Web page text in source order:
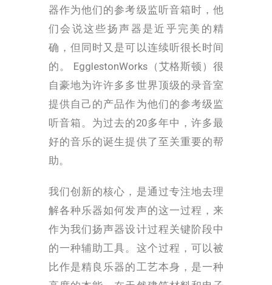
器作为他们的参考级监听音箱时，他
们会说这些扬声器是近乎完美的精
确，但同时又是可以连续听很长时间
的。
EgglestonWorks（艾格斯顿）很
自豪地为许许多多世界顶级的录音室
提供自己的产品作为他们的参考级监
听音箱。为过去的20多年中，许多最
好的音乐的诞生提供了至关重要的帮
助。
我们创新的核心，是通过专注地去理
解各种乐器如何发声的这一过程，来
作为我们扬声器设计过程关键阶段中
的一种辅助工具。这个过程，可以被
比作是精良乐器的工艺本身，是一种